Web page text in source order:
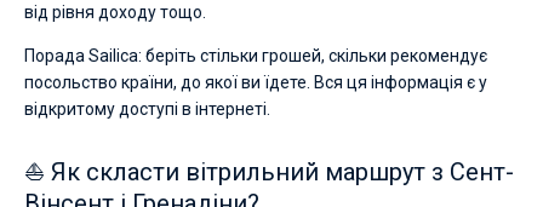
від рівня доходу тощо.
Порада Sailica: беріть стільки грошей, скільки рекомендує
посольство країни, до якої ви їдете. Вся ця інформація є у
відкритому доступі в інтернеті.
⛵ Як скласти вітрильний маршрут з Сент-